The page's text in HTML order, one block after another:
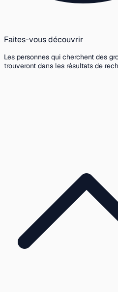
Faites-vous découvrir
Les personnes qui cherchent des
trouveront dans les résultats de